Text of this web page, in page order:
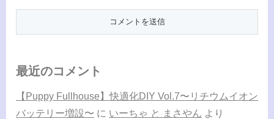
最近のコメント
【Puppy Fullhouse】快適化DIY Vol.7〜リチウムイオン
バッテリー増設〜 に いーちゃ と まさやん より